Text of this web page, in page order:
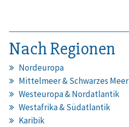
Nach Regionen
Nordeuropa
Mittelmeer & Schwarzes Meer
Westeuropa & Nordatlantik
Westafrika & Südatlantik
Karibik